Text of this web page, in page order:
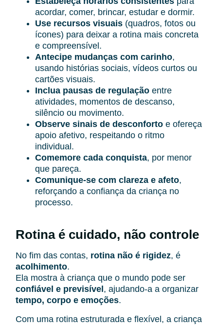
acordar, comer, brincar, estudar e dormir.
Use recursos visuais (quadros, fotos ou
ícones) para deixar a rotina mais concreta
e compreensível.
Antecipe mudanças com carinho,
usando histórias sociais, vídeos curtos ou
cartões visuais.
Inclua pausas de regulação entre
atividades, momentos de descanso,
silêncio ou movimento.
Observe sinais de desconforto e ofereça
apoio afetivo, respeitando o ritmo
individual.
Comemore cada conquista, por menor
que pareça.
Comunique-se com clareza e afeto,
reforçando a confiança da criança no
processo.
Rotina é cuidado, não controle
No fim das contas, rotina não é rigidez, é
acolhimento.
Ela mostra à criança que o mundo pode ser
confiável e previsível , ajudando-a a organizar
tempo, corpo e emoções.
Com uma rotina estruturada e flexível, a criança